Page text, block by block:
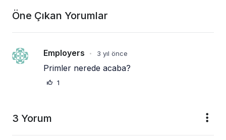
Öne Çıkan Yorumlar
Employers • 3 yıl önce
Primler nerede acaba?
1
3 Yorum